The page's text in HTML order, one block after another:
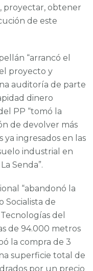
proyectar, obtener
de este
“arrancó el
proyecto y
auditoría de parte
dinero
PP “tomó la
de devolver más
ingresados en las
industrial en
Senda”.
“abandonó la
Socialista de
del
de 94.000 metros
la compra de 3
superficie total de
por un precio